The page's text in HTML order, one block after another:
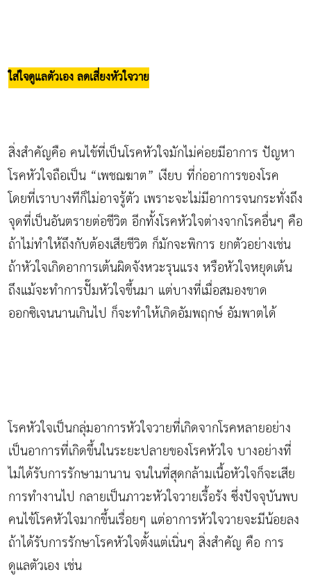
ใส่ใจดูแลตัวเอง ลดเสี่ยงหัวใจวาย
สิ่งสำคัญคือ คนไข้ที่เป็นโรคหัวใจมักไม่ค่อยมีอาการ ปัญหา
โรคหัวใจถือเป็น “เพชฌฆาต” เงียบ ที่ก่ออาการของโรค
โดยที่เราบางทีก็ไม่อาจรู้ตัว เพราะจะไม่มีอาการจนกระทั่งถึง
จุดที่เป็นอันตรายต่อชีวิต อีกทั้งโรคหัวใจต่างจากโรคอื่นๆ คือ
ถ้าไม่ทำให้ถึงกับต้องเสียชีวิต ก็มักจะพิการ ยกตัวอย่างเช่น
ถ้าหัวใจเกิดอาการเต้นผิดจังหวะรุนแรง หรือหัวใจหยุดเต้น
ถึงแม้จะทำการปั๊มหัวใจขึ้นมา แต่บางที่เมื่อสมองขาด
ออกซิเจนนานเกินไป ก็จะทำให้เกิดอัมพฤกษ์ อัมพาตได้
โรคหัวใจเป็นกลุ่มอาการหัวใจวายที่เกิดจากโรคหลายอย่าง
เป็นอาการที่เกิดขึ้นในระยะปลายของโรคหัวใจ บางอย่างที่
ไม่ได้รับการรักษามานาน จนในที่สุดกล้ามเนื้อหัวใจก็จะเสีย
การทำงานไป กลายเป็นภาวะหัวใจวายเรื้อรัง ซึ่งปัจจุบันพบ
คนไข้โรคหัวใจมากขึ้นเรื่อยๆ แต่อาการหัวใจวายจะมีน้อยลง
ถ้าได้รับการรักษาโรคหัวใจตั้งแต่เนิ่นๆ สิ่งสำคัญ คือ การ
ดูแลตัวเอง เช่น